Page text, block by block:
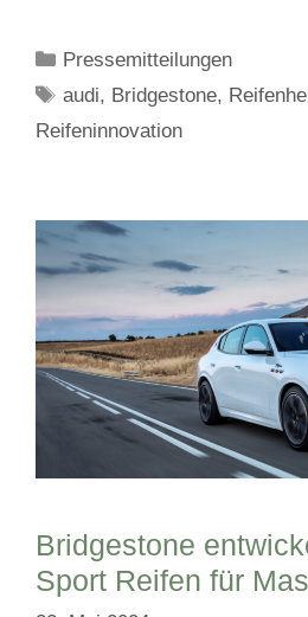
Kategorien
Pressemitteilungen
Schlagwörter
audi, Bridgestone,
Reifeninnovation
Bridgestone
Sport Reifen für